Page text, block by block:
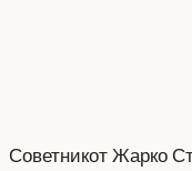
Советникот Жарко